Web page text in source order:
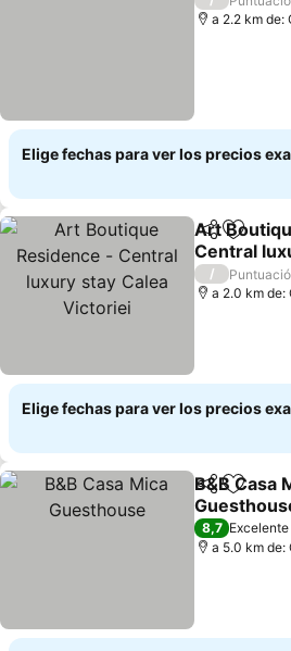
a 2.2 km de:
Elige fechas para ver los precios
Compartir
Art
Central
Victoriei
Ver precios
/
a 2.0 km de:
Elige fechas para ver los precios
Compartir
B&B Casa
Ver precios
8,7 Excelente
a 5.0 km de: